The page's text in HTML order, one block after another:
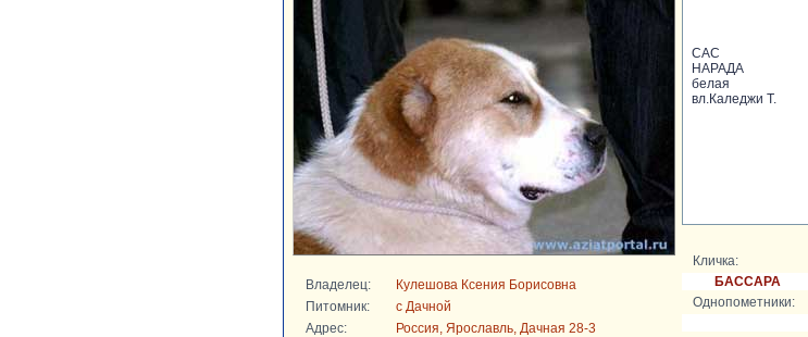
Владелец:
Кулешова Ксения Борисовна
Питомник:
с Дачной
Адрес:
Россия, Ярославль, Дачная 28-3
САС
НАРАДА
белая
вл.Каледжи Т.
Кличка:
БАССАРА
Однопометники: